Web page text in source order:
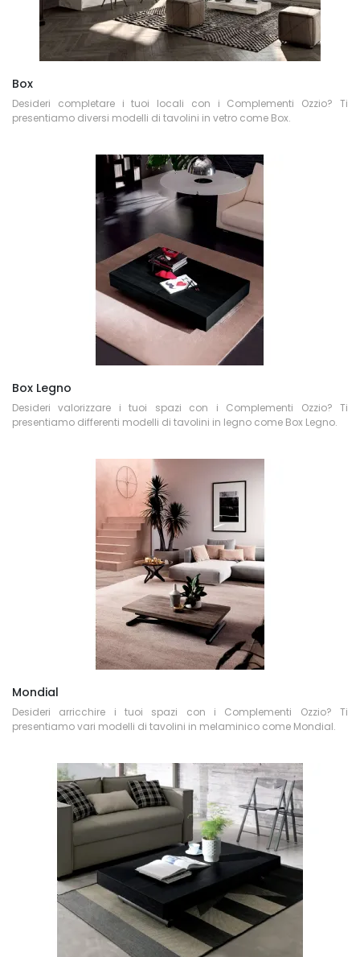
Box
Desideri completare i tuoi locali con i Complementi Ozzio? Ti
presentiamo diversi modelli di tavolini in vetro come Box.
Box Legno
Desideri valorizzare i tuoi spazi con i Complementi Ozzio? Ti
presentiamo differenti modelli di tavolini in legno come Box Legno.
Mondial
Desideri arricchire i tuoi spazi con i Complementi Ozzio? Ti
presentiamo vari modelli di tavolini in melaminico come Mondial.